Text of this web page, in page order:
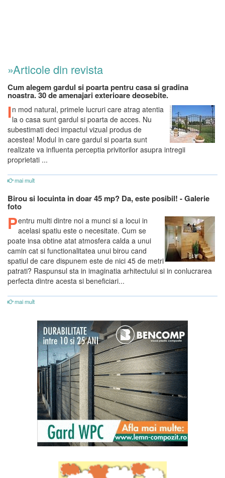
»Articole din revista
Cum alegem gardul si poarta pentru casa si gradina
noastra. 30 de amenajari exterioare deosebite.
In mod natural, primele lucruri care atrag atentia
la o casa sunt gardul si poarta de acces. Nu
subestimati deci impactul vizual produs de
acestea! Modul in care gardul si poarta sunt
realizate va influenta perceptia privitorilor asupra intregii
proprietati ...
mai mult
Birou si locuinta in doar 45 mp? Da, este posibil! - Galerie
foto
Pentru multi dintre noi a munci si a locui in
acelasi spatiu este o necesitate. Cum se
poate insa obtine atat atmosfera calda a unui
camin cat si functionalitatea unui birou cand
spatiul de care dispunem este de nici 45 de metri
patrati? Raspunsul sta in imaginatia arhitectului si in conlucrarea
perfecta dintre acesta si beneficiari...
mai mult